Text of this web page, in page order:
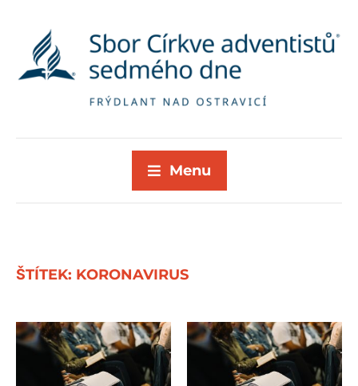
Menu
ŠTÍTEK: KORONAVIRUS